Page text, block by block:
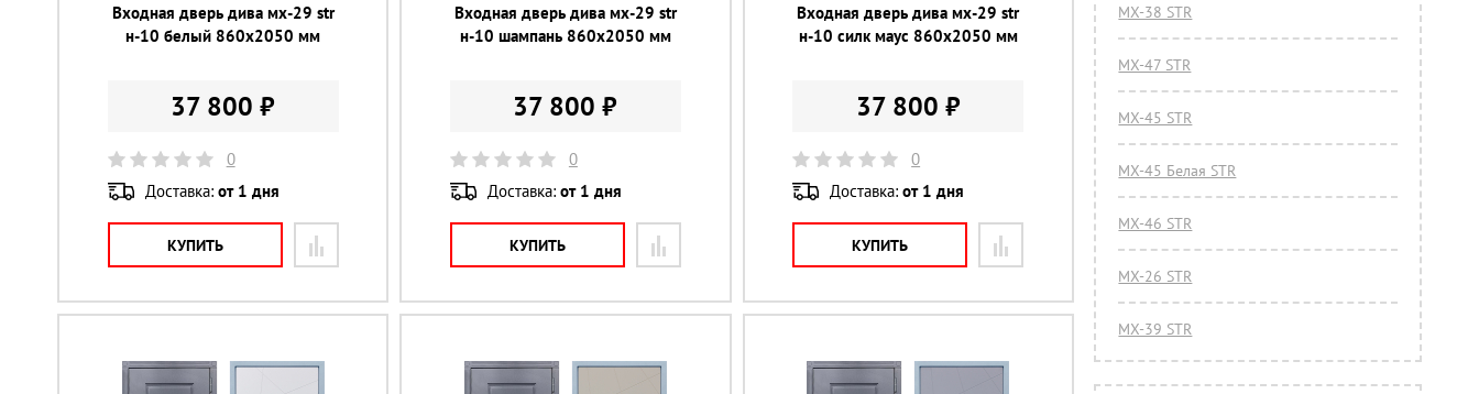
Входная дверь дива мх-29 str
н-10 белый 860х2050 мм
37 800 ₽
0
Доставка: от 1 дня
КУПИТЬ
Входная дверь дива мх-29 str
н-10 шампань 860х2050 мм
37 800 ₽
0
Доставка: от 1 дня
КУПИТЬ
Входная дверь дива мх-29 str
н-10 силк маус 860х2050 мм
37 800 ₽
0
Доставка:от 1 дня
КУПИТЬ
МХ-38 STR
МХ-47 STR
МХ-45 STR
МХ-45 Белая STR
МХ-46 STR
МХ-26 STR
МХ-39 STR